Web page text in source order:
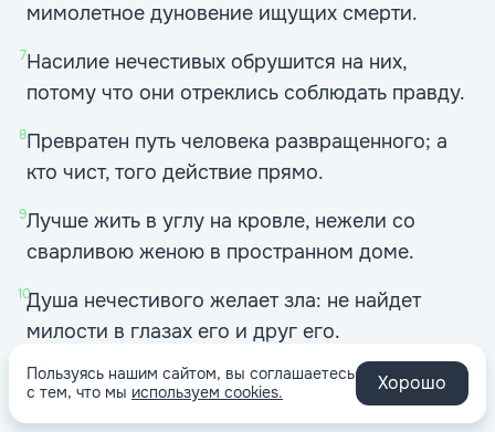
мимолетное дуновение ищущих смерти.
7Насилие нечестивых обрушится на них,
потому что они отреклись соблюдать правду.
8Превратен путь человека развращенного; а
кто чист, того действие прямо.
9Лучше жить в углу на кровле, нежели со
сварливою женою в пространном доме.
10Душа нечестивого желает зла: не найдет
милости в глазах его и друг его.
Когда наказывается кощунник, простой
делается мудрым; и когда вразумляется
Пользуясь нашим сайтом, вы соглашаетесь
с тем, что мы используем cookies. Хорошо